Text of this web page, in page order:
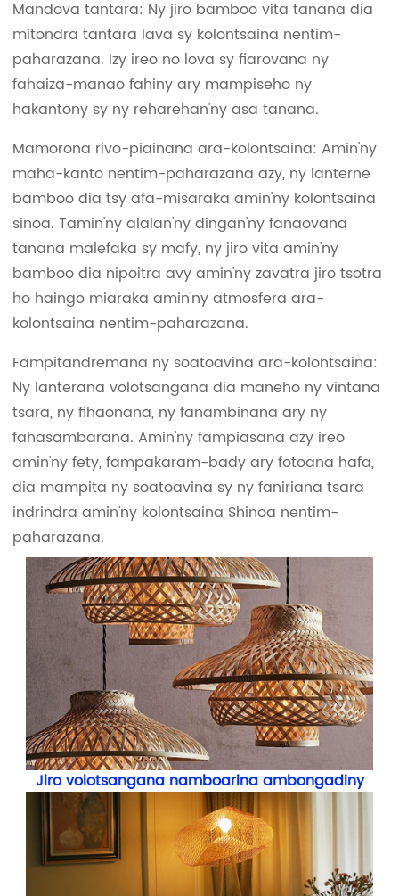
Mandova tantara: Ny jiro bamboo vita tanana dia
mitondra tantara lava sy kolontsaina nentim-
paharazana. Izy ireo no lova sy fiarovana ny
fahaiza-manao fahiny ary mampiseho ny
hakantony sy ny reharehan'ny asa tanana.
Mamorona rivo-piainana ara-kolontsaina: Amin'ny
maha-kanto nentim-paharazana azy, ny lanterne
bamboo dia tsy afa-misaraka amin'ny kolontsaina
sinoa. Tamin'ny alalan'ny dingan'ny fanaovana
tanana malefaka sy mafy, ny jiro vita amin'ny
bamboo dia nipoitra avy amin'ny zavatra jiro tsotra
ho haingo miaraka amin'ny atmosfera ara-
kolontsaina nentim-paharazana.
Fampitandremana ny soatoavina ara-kolontsaina:
Ny lanterana volotsangana dia maneho ny vintana
tsara, ny fihaonana, ny fanambinana ary ny
fahasambarana. Amin'ny fampiasana azy ireo
amin'ny fety, fampakaram-bady ary fotoana hafa,
dia mampita ny soatoavina sy ny faniriana tsara
indrindra amin'ny kolontsaina Shinoa nentim-
paharazana.
Jiro volotsangana namboarina ambongadiny